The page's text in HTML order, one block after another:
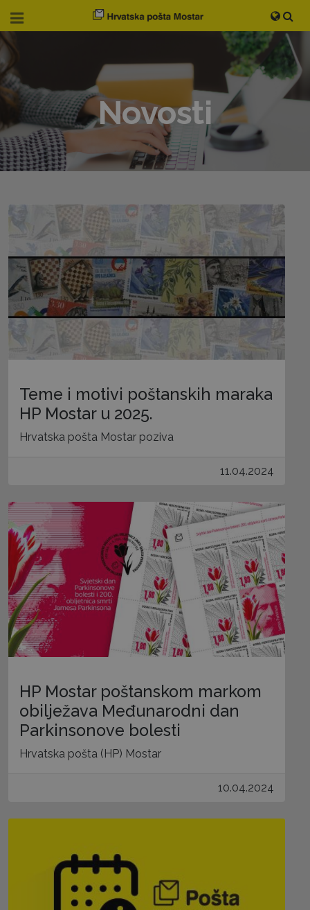
Novosti
Teme i motivi poštanskih maraka
HP Mostar u 2025.
Hrvatska pošta Mostar poziva
11.04.2024
HP Mostar poštanskom markom
obilježava Međunarodni dan
Parkinsonove bolesti
Hrvatska pošta (HP) Mostar
10.04.2024